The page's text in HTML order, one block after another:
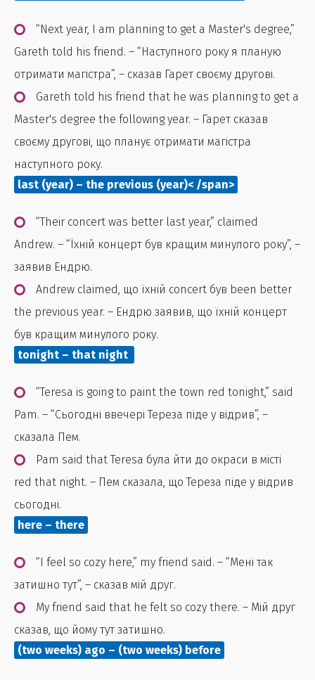
“Next year, I am planning to get a Master's degree,”
Gareth told his friend. – “Наступного року я планую
отримати магістра”, – сказав Гарет своєму другові.
Gareth told his friend that he was planning to get a
Master's degree the following year. – Гарет сказав
своєму другові, що планує отримати магістра
наступного року.
last (year) – the previous (year)< /span>
“Their concert was better last year,” claimed
Andrew. – “Їхній концерт був кращим минулого року”, –
заявив Ендрю.
Andrew claimed, що їхній concert був been better
the previous year. – Ендрю заявив, що їхній концерт
був кращим минулого року.
tonight – that night
“Teresa is going to paint the town red tonight,” said
Pam. – “Сьогодні ввечері Тереза ​​піде у відрив”, –
сказала Пем.
Pam said that Teresa була йти до окраси в місті
red that night. – Пем сказала, що Тереза ​​піде у відрив
сьогодні.
here – there
“I feel so cozy here,” my friend said. – “Мені так
затишно тут”, – сказав мій друг.
My friend said that he felt so cozy there. – Мій друг
сказав, що йому тут затишно.
(two weeks) ago – (two weeks) before